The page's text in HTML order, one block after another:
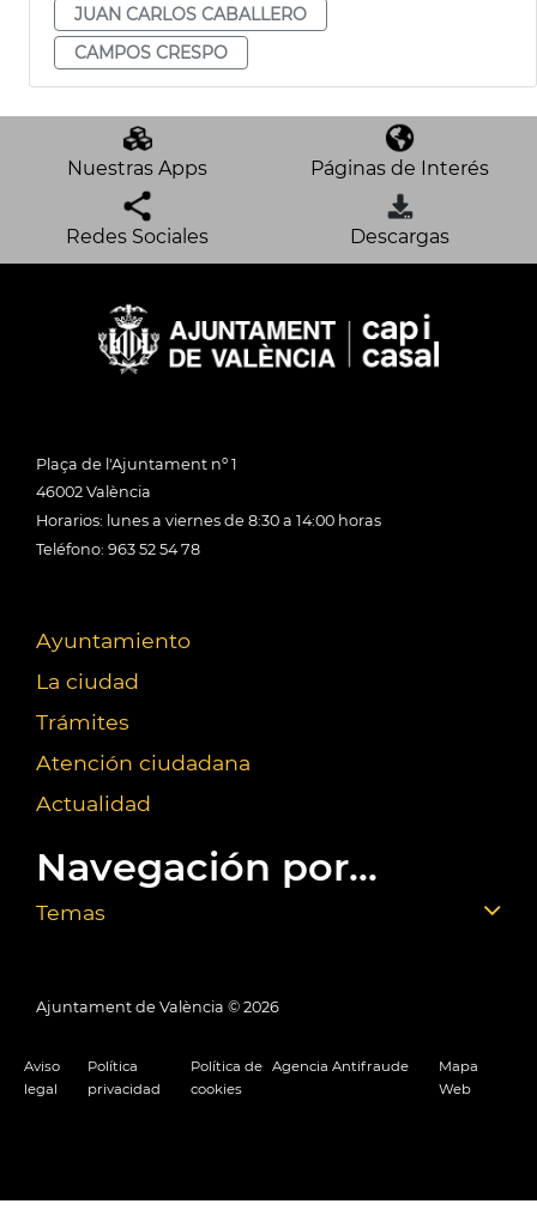
JUAN CARLOS CABALLERO
CAMPOS CRESPO
Nuestras Apps Páginas de Interés
Redes Sociales Descargas
Plaça de l'Ajuntament nº 1
46002 València
Horarios: lunes a viernes de 8:30 a 14:00 horas
Teléfono: 963 52 54 78
Ayuntamiento
La ciudad
Trámites
Atención ciudadana
Actualidad
Navegación por...
Temas
Ajuntament de València © 2026
Aviso
legal
Política
privacidad
Política de
cookies
Agencia Antifraude
Mapa
Web